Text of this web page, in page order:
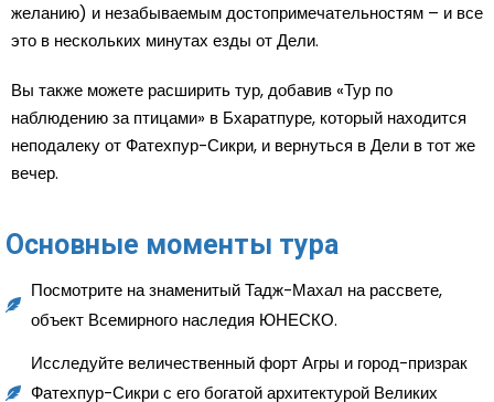
желанию) и незабываемым достопримечательностям – и все
это в нескольких минутах езды от Дели.
Вы также можете расширить тур, добавив «Тур по
наблюдению за птицами» в Бхаратпуре, который находится
неподалеку от Фатехпур-Сикри, и вернуться в Дели в тот же
вечер.
Основные моменты тура
Посмотрите на знаменитый Тадж-Махал на рассвете,
объект Всемирного наследия ЮНЕСКО.
Исследуйте величественный форт Агры и город-призрак
Фатехпур-Сикри с его богатой архитектурой Великих